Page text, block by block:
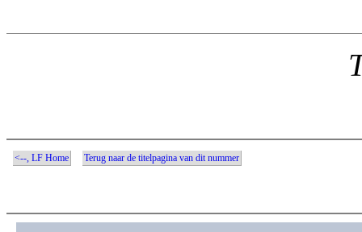
<--, LF Home Terug naar de titelpagina van dit nummer